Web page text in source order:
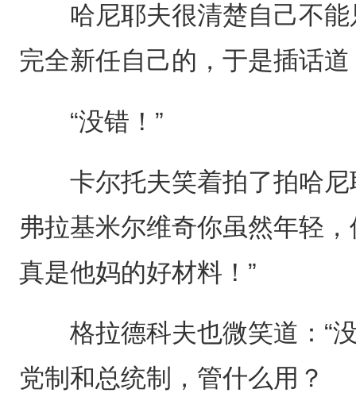
哈尼耶夫很清楚自己不能
完全新任自己的，于是插话
“没错！”
卡尔托夫笑着拍了拍哈尼
弗拉基米尔维奇你虽然年轻
真是他妈的好材料！”
格拉德科夫也微笑道：“没
党制和总统制，管什么用？